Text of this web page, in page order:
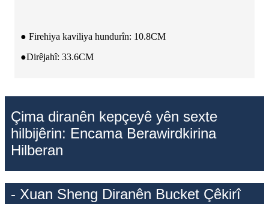
● Firehiya kaviliya hundurîn: 10.8CM
●Dirêjahî: 33.6CM
Çima diranên kepçeyê yên sexte
hilbijêrin: Encama Berawirdkirina
Hilberan
- Xuan Sheng Diranên Bucket Çêkirî